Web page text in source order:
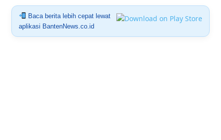
Baca berita lebih cepat lewat
aplikasi BantenNews.co.id